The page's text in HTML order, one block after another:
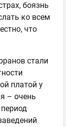
боязнь
ко всем
что
стали
платой у
– очень